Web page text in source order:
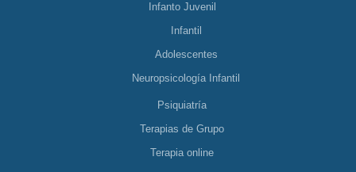
Infanto Juvenil
Infantil
Adolescentes
Neuropsicología Infantil
Psiquiatría
Terapias de Grupo
Terapia online